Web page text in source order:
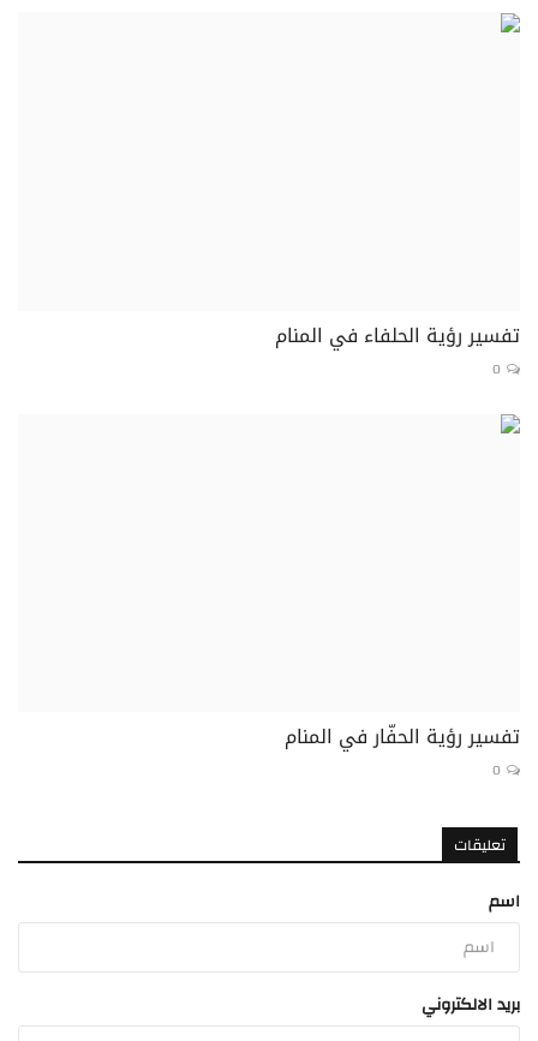
تفسير رؤية الحلفاء في المنام
0
تفسير رؤية الحفّار في المنام
0
تعليقات
اسم
بريد الالكتروني